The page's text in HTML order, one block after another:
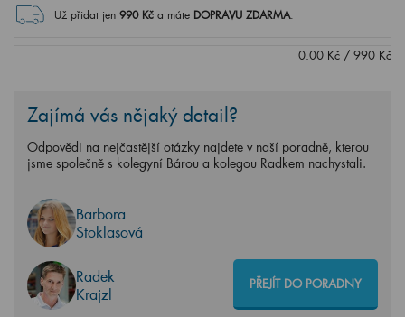
Už přidat jen 990Kč a máte DOPRAVU ZDARMA.
0.00 Kč / 990 Kč
Zajímá vás nějaký detail?
Odpovědi na nejčastější otázky najdete v naší poradně, kterou
jsme společně s kolegyní Bárou a kolegou Radkem nachystali.
Barbora
Stoklasová
Radek
Krajzl
PŘEJÍT DO PORADNY